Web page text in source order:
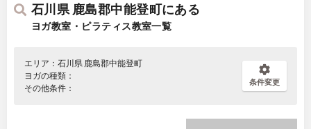
石川県 鹿島郡中能登町にある
ヨガ教室・ピラティス教室一覧
エリア：石川県 鹿島郡中能登町
ヨガの種類：
その他条件：
条件変更